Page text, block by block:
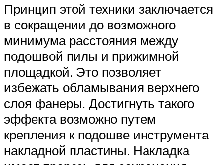
Принцип этой техники заключается
в сокращении до возможного
минимума расстояния между
подошвой пилы и прижимной
площадкой. Это позволяет
избежать обламывания верхнего
слоя фанеры. Достигнуть такого
эффекта возможно путем
крепления к подошве инструмента
накладной пластины. Накладка